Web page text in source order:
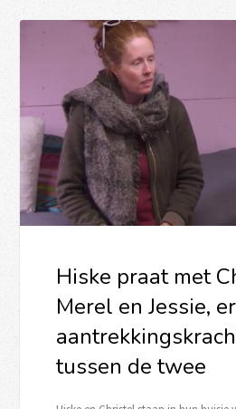
Hiske praat met
Merel en Jessie,
tussen de twee